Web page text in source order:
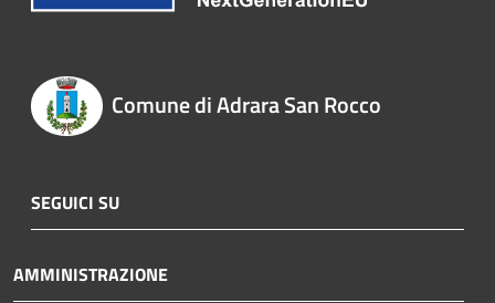
Comune di Adrara San Rocco
SEGUICI SU
AMMINISTRAZIONE